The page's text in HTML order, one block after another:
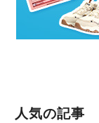
人気の記事